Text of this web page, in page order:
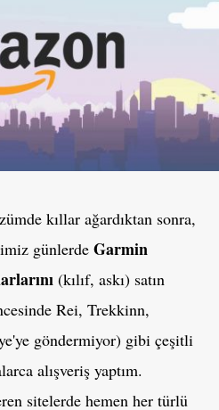
kıllar ağardıktan sonra,
günlerde Garmin
(kılıf, askı) satın
Rei, Trekkinn,
göndermiyor) gibi çeşitli
alışveriş yaptım.
sitelerde hemen her türlü